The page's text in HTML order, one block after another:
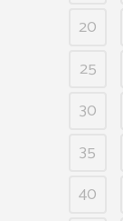
20
25
30
35
40